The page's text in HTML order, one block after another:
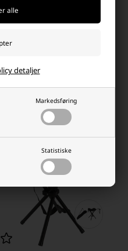
Markedsføring
Statistiske
detaljer
luftmadrass dobbel
(137x191x25cm)
NOK
På lager
+